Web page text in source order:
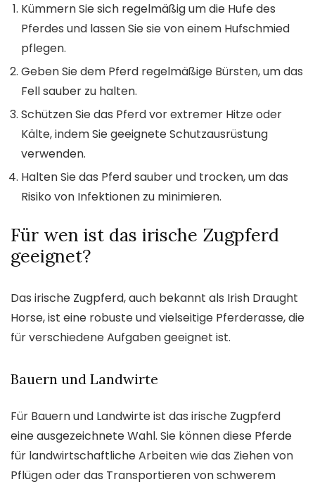
Kümmern Sie sich regelmäßig um die Hufe des
Pferdes und lassen Sie sie von einem Hufschmied
pflegen.
Geben Sie dem Pferd regelmäßige Bürsten, um das
Fell sauber zu halten.
Schützen Sie das Pferd vor extremer Hitze oder
Kälte, indem Sie geeignete Schutzausrüstung
verwenden.
Halten Sie das Pferd sauber und trocken, um das
Risiko von Infektionen zu minimieren.
Für wen ist das irische Zugpferd
geeignet?
Das irische Zugpferd, auch bekannt als Irish Draught
Horse, ist eine robuste und vielseitige Pferderasse, die
für verschiedene Aufgaben geeignet ist.
Bauern und Landwirte
Für Bauern und Landwirte ist das irische Zugpferd
eine ausgezeichnete Wahl. Sie können diese Pferde
für landwirtschaftliche Arbeiten wie das Ziehen von
Pflügen oder das Transportieren von schwerem